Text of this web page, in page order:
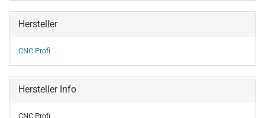
Hersteller
CNC Profi
Hersteller Info
CNC Profi